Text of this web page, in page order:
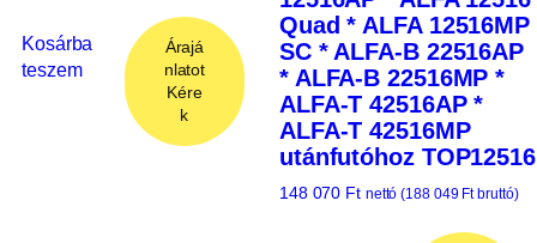
Kosárba
teszem
Árajá
nlatot
Kére
k
Quad * ALFA 12516MP
SC * ALFA-B 22516AP
* ALFA-B 22516MP *
ALFA-T 42516AP *
ALFA-T 42516MP
utánfutóhoz TOP12516
148 070 Ft nettó (188 049 Ftbruttó)